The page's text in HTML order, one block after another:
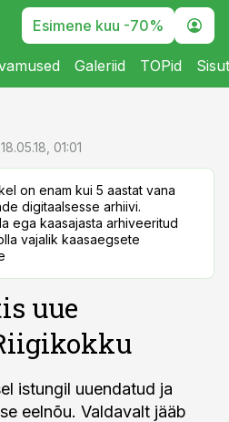
Esimene kuu -70%
Galeriid TOPid
18.05.18, 01:01
on enam kui 5 aastat vana
digitaalsesse arhiivi.
ega kaasajasta arhiveeritud
vajalik kaasaegsete
uue
istungil uuendatud ja
eelnõu. Valdavalt jääb